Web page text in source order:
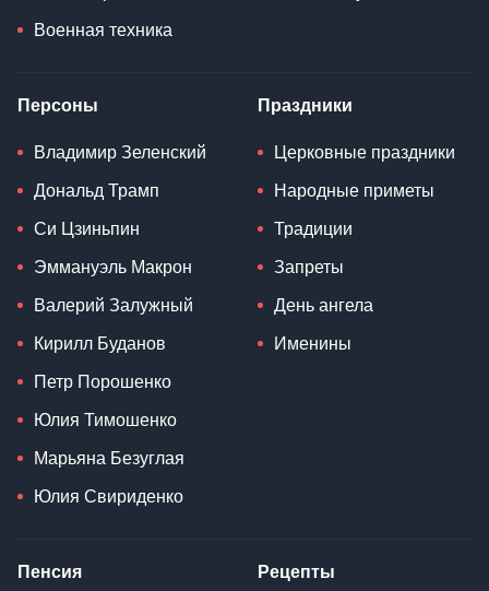
Военная техника
Персоны
Владимир Зеленский
Дональд Трамп
Си Цзиньпин
Эммануэль Макрон
Валерий Залужный
Кирилл Буданов
Петр Порошенко
Юлия Тимошенко
Марьяна Безуглая
Юлия Свириденко
Праздники
Церковные праздники
Народные приметы
Традиции
Запреты
День ангела
Именины
Пенсия Рецепты